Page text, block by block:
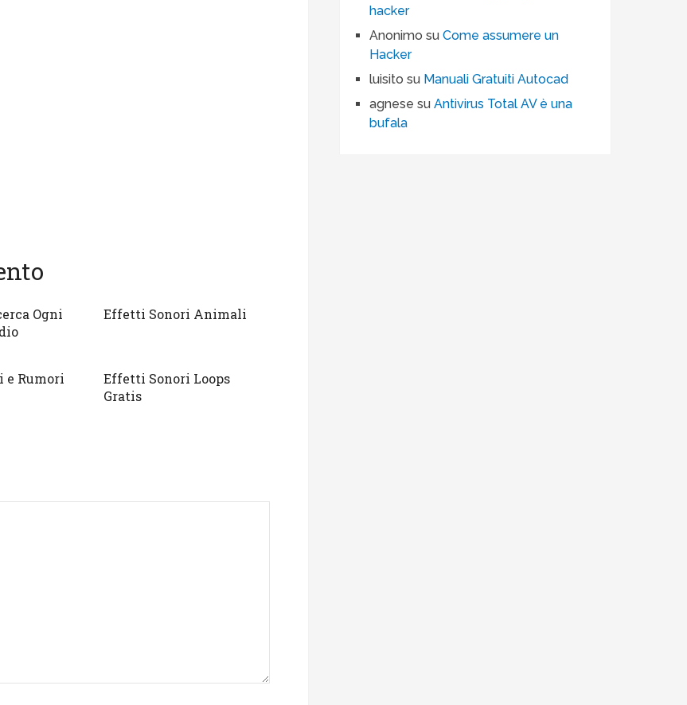
Ogni
Effetti Sonori Animali
e Rumori
Effetti Sonori Loops
Gratis
hacker
Anonimo suCome assumere un
Hacker
luisito su Manuali Gratuiti Autocad
agnese suAntivirus Total AV è una
bufala